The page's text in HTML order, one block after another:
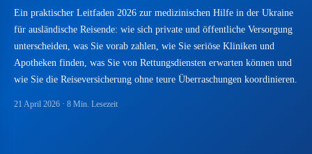
Ein praktischer Leitfaden 2026 zur medizinischen Hilfe in der Ukraine
für ausländische Reisende: wie sich private und öffentliche Versorgung
unterscheiden, was Sie vorab zahlen, wie Sie seriöse Kliniken und
Apotheken finden, was Sie von Rettungsdiensten erwarten können und
wie Sie die Reiseversicherung ohne teure Überraschungen koordinieren.
21 April 2026 · 8 Min. Lesezeit